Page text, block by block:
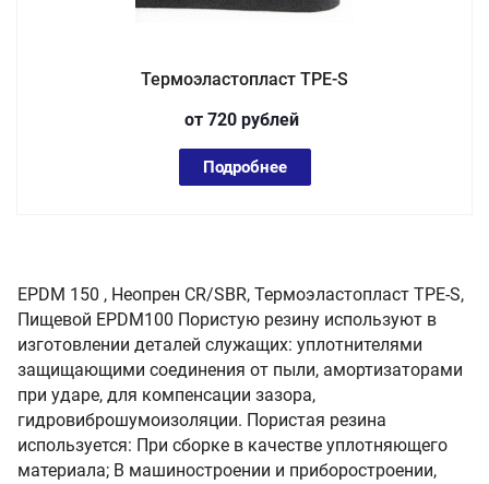
Термоэластопласт TPE-S
от 720 рублей
Подробнее
EPDM 150 , Неопрен СR/SBR, Термоэластопласт TPE-S,
Пищевой EPDM100 Пористую резину используют в
изготовлении деталей служащих: уплотнителями
защищающими соединения от пыли, амортизаторами
при ударе, для компенсации зазора,
гидровиброшумоизоляции. Пористая резина
используется: При сборке в качестве уплотняющего
материала; В машиностроении и приборостроении,